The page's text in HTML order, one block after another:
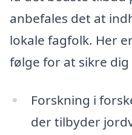
anbefales det at
lokale fagfolk. Her
følge for at sikre
Forskning i
der tilbyder